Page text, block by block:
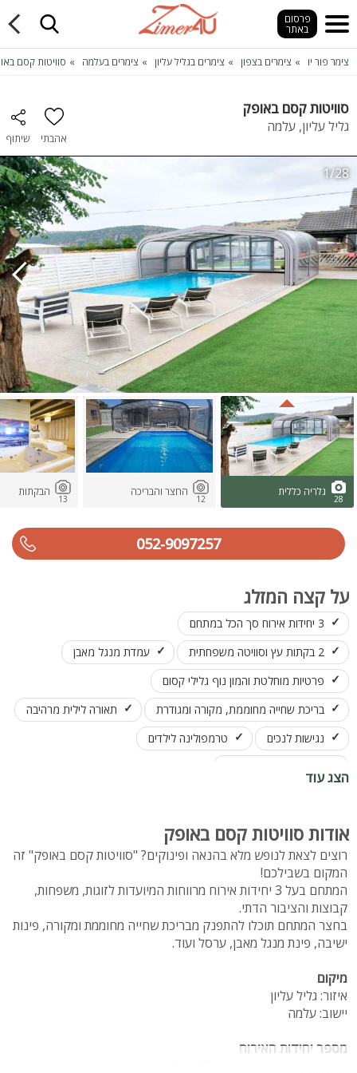
פרסום
באתר
צימר פור יו צימרים בצפון צימרים בגליל עליון צימרים בעלמה סוויטות קסם
סוויטות קסם באופק
גליל עליון, עלמה
אהבתי שיתוף
1/28
28
גלריה כללית
12
החצר והבריכה
13
הבקתות
052-9097257
על קצה המזלג
3 יחידות אירוח סך הכל במתחם
2 בקתות עץ וסוויטה משפחתית
עמדת מנגל מאבן
פרטיות מוחלטת והמון נוף גלילי קסום
בריכת שחייה מחוממת, מקורה ומגודרת
תאורה לילית מרהיבה
נגישות לנכים
טרמפולינה לילדים
הצג עוד
אודות סוויטות קסם באופק
רוצים לצאת לנופש מלא בהנאה ופינוקים? "סוויטות קסם באופק" זה
המקום בשבילכם!
המתחם בעל 3 יחידות אירוח מרווחות המיועדות לזוגות, משפחות,
קבוצות והציבור הדתי.
בחצר המתחם תוכלו להתפנק מבריכת שחייה מחוממת ומקורה, פינות
ישיבה, פינת מנגל מאבן, ערסל ועוד.
מיקום
איזור: גליל עליון
יישוב: עלמה
מספר יחידות האירוח